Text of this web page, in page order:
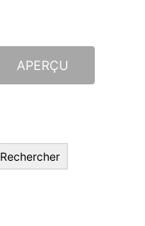
APERÇU
Rechercher